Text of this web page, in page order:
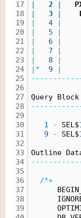
17
18
19
20
21
22
23
24
25
26
27
28
29
30
31
32
33
34
35
36
37
38
39
|
2 |
|
3 |
|
4 |
|
5 |
|
6 |
|
7 |
|
8 |
|*
9 |
Query Block
1 - SEL$
9
- SEL$
Outline
/*+